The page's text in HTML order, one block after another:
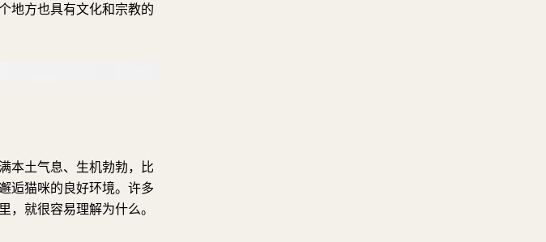
地方也具有文化和宗教的
本土气息、生机勃勃，比
逅猫咪的良好环境。许多
就很容易理解为什么。